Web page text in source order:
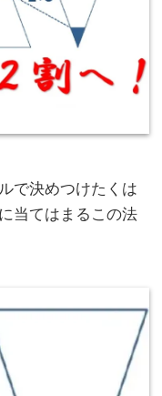
で決めつけたくは
当てはまるこの法